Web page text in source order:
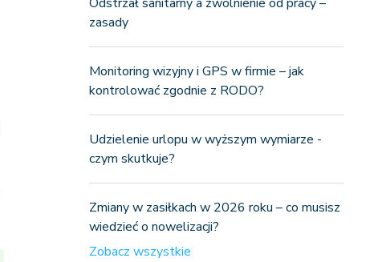
zasady
Monitoring wizyjny i GPS w firmie – jak
kontrolować zgodnie z RODO?
Udzielenie urlopu w wyższym wymiarze -
czym skutkuje?
Zmiany w zasiłkach w 2026 roku – co musisz
wiedzieć o nowelizacji?
Zobacz wszystkie